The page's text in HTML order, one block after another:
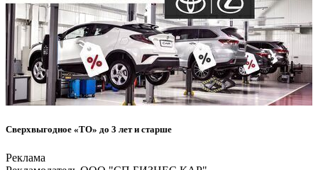
Сверхвыгодное «ТО» до 3 лет и старше
Реклама